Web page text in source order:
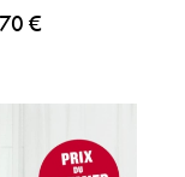
€